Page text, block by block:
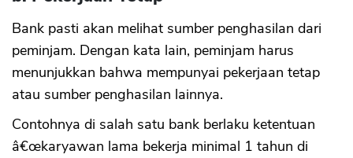
Bank pasti akan melihat sumber penghasilan dari
peminjam. Dengan kata lain, peminjam harus
menunjukkan bahwa mempunyai pekerjaan tetap
atau sumber penghasilan lainnya.
Contohnya di salah satu bank berlaku ketentuan
â€œkaryawan lama bekerja minimal 1 tahun di